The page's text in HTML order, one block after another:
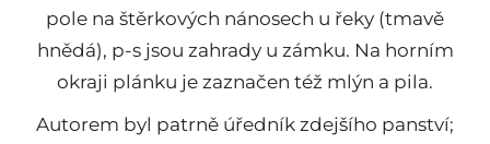
pole na štěrkových nánosech u řeky (tmavě
hnědá), p-s jsou zahrady u zámku. Na horním
okraji plánku je zaznačen též mlýn a pila.
Autorem byl patrně úředník zdejšího panství;